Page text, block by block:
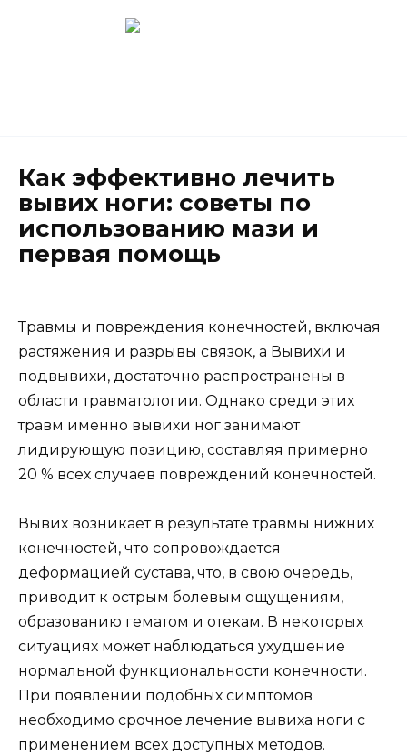
Как эффективно лечить
вывих ноги: советы по
использованию мази и
первая помощь
Травмы и повреждения конечностей, включая
растяжения и разрывы связок, а Вывихи и
подвывихи, достаточно распространены в
области травматологии. Однако среди этих
травм именно вывихи ног занимают
лидирующую позицию, составляя примерно
20 % всех случаев повреждений конечностей.
Вывих возникает в результате травмы нижних
конечностей, что сопровождается
деформацией сустава, что, в свою очередь,
приводит к острым болевым ощущениям,
образованию гематом и отекам. В некоторых
ситуациях может наблюдаться ухудшение
нормальной функциональности конечности.
При появлении подобных симптомов
необходимо срочное лечение вывиха ноги с
применением всех доступных методов.